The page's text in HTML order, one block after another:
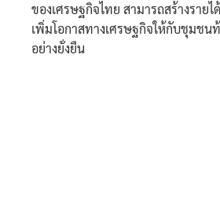
ของเศรษฐกิจไทย สามารถสร้างราย
เพิ่มโอกาสทางเศรษฐกิจให้กับชุมชน
อย่างยั่งยืน